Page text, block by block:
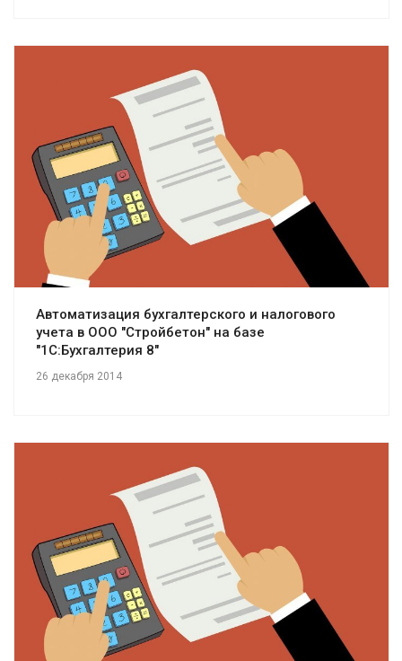
Смотреть проект
Автоматизация бухгалтерского и налогового
учета в ООО "Стройбетон" на базе
"1С:Бухгалтерия 8"
26 декабря 2014
Смотреть проект